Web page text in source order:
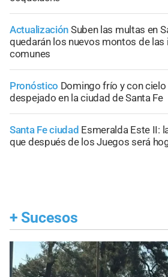
Actualización Suben las multas en
quedarán los nuevos montos de
comunes
Pronóstico Domingo frío y con
despejado en la ciudad de Santa Fe
Santa Fe ciudad Esmeralda Este II:
que después de los Juegos será
+ Sucesos